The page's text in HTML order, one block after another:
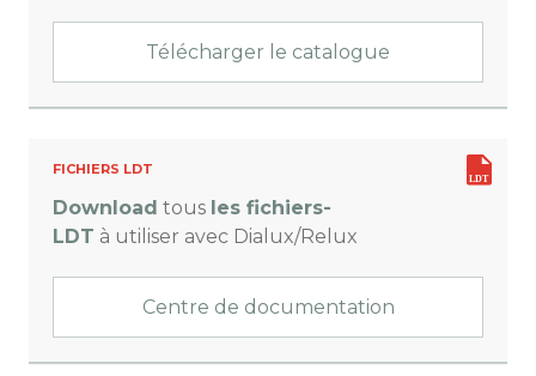
Télécharger le catalogue
FICHIERS LDT
Download tous les fichiers-
LDT à utiliser avec Dialux/Relux
Centre de documentation